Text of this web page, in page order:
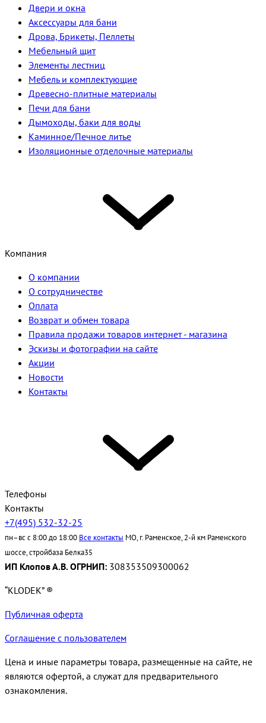
Двери и окна
Аксессуары для бани
Дрова, Брикеты, Пеллеты
Мебельный щит
Элементы лестниц
Мебель и комплектующие
Древесно-плитные материалы
Печи для бани
Дымоходы, баки для воды
Каминное/Печное литье
Изоляционные отделочные материалы
Компания
О компании
О сотрудничестве
Оплата
Возврат и обмен товара
Правила продажи товаров интернет - магазина
Эскизы и фотографии на сайте
Акции
Новости
Контакты
Телефоны
Контакты
+7(495) 532-32-25
пн–вс с 8:00 до 18:00 Все контакты МО, г. Раменское, 2-й км Раменского
шоссе, стройбаза Белка35
ИП Клопов А.В. ОГРНИП: 308353509300062
“KLODEK” ®
Публичная оферта
Соглашение с пользователем
Цена и иные параметры товара, размещенные на сайте, не
являются офертой, а служат для предварительного
ознакомления.